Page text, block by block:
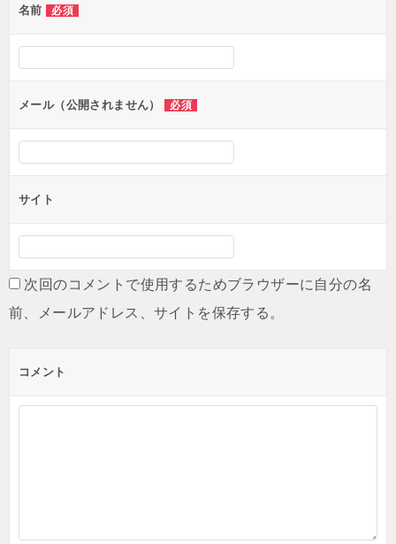
ー
シ
ン
名前 必須
メール（公開されません） 必須
サイト
次回のコメントで使用するためブラウザーに自分の名
前、メールアドレス、サイトを保存する。
コメント